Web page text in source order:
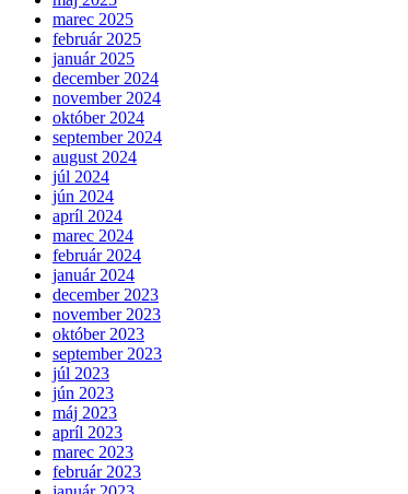
marec 2025
február 2025
január 2025
december 2024
november 2024
október 2024
september 2024
august 2024
júl 2024
jún 2024
apríl 2024
marec 2024
február 2024
január 2024
december 2023
november 2023
október 2023
september 2023
júl 2023
jún 2023
máj 2023
apríl 2023
marec 2023
február 2023